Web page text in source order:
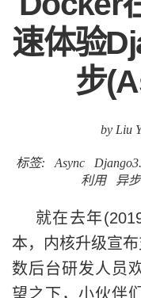
速体验
步
by Liu
标签: Async
利用
异步
就在去年(2019
本，内核升级宣
数后台研发人员
望之下，小伙伴